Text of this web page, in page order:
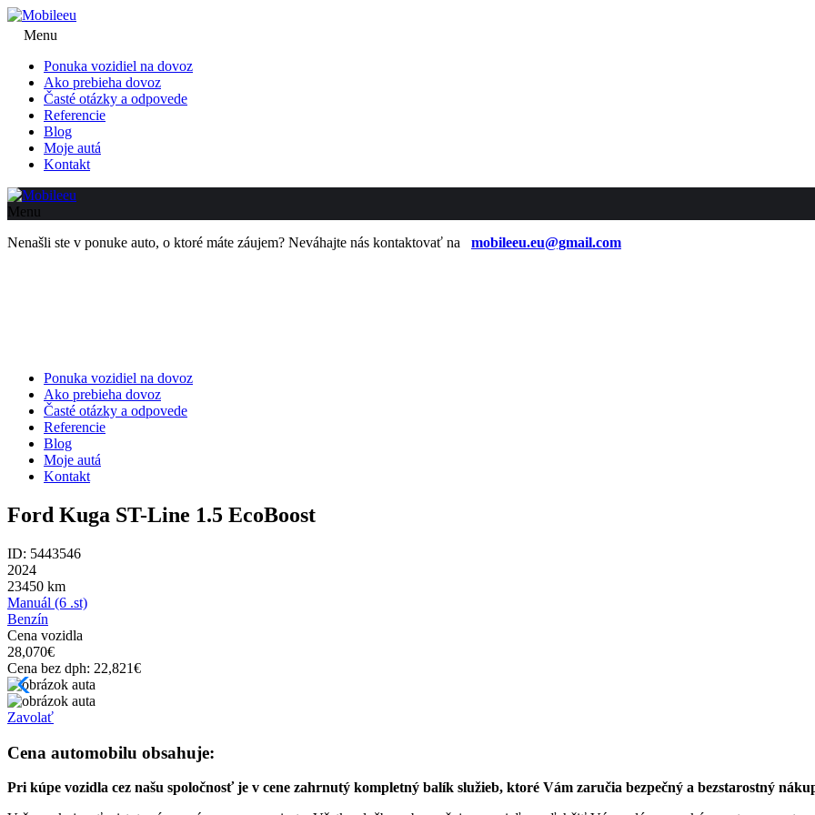
Menu
Ponuka vozidiel na dovoz
Ako prebieha dovoz
Časté otázky a odpovede
Referencie
Blog
Moje autá
Kontakt
Menu
Nenašli ste v ponuke auto, o ktoré máte záujem? Neváhajte nás kontaktovať na mobileeu.eu@gmail.com
Ponuka vozidiel na dovoz
Ako prebieha dovoz
Časté otázky a odpovede
Referencie
Blog
Moje autá
Kontakt
Ford Kuga ST-Line 1.5 EcoBoost
ID: 5443546
2024
23450 km
Manuál (6 .st)
Benzín
Cena vozidla
28,070€
Cena bez dph: 22,821€
Zavolať
Cena automobilu obsahuje:
Pri kúpe vozidla cez našu spoločnosť je v cene zahrnutý kompletný balík služieb, ktoré Vám zaručia bezpečný a bezstarostný